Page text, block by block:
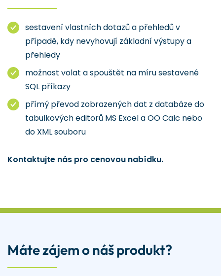
sestavení vlastních dotazů a přehledů v
případě, kdy nevyhovují základní výstupy a
přehledy
možnost volat a spouštět na míru sestavené
SQL příkazy
přímý převod zobrazených dat z databáze do
tabulkových editorů MS Excel a OO Calc nebo
do XML souboru
Kontaktujte nás pro cenovou nabídku.
Máte zájem o náš produkt?